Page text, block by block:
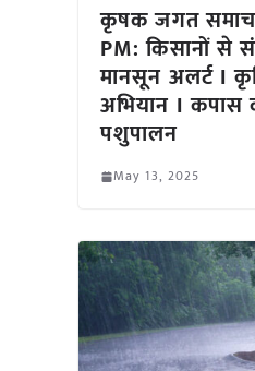
कृषक जगत
PM: किसानों से
मानसून अलर्ट I
अभियान I कपास
पशुपालन
May 13, 2025